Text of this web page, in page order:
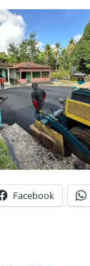
Facebook